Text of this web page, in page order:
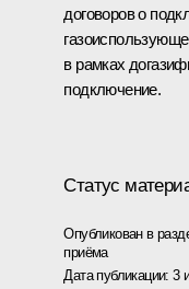
договоров о
в рамках
подключение.
Статус
Опубликован в
приёма
Дата публикации:3